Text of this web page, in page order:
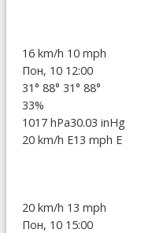
16 km/h 10 mph
Пон, 10 12:00
31° 88° 31° 88°
33%
1017 hPa30.03 inHg
20 km/h E13 mph E
20 km/h 13 mph
Пон, 10 15:00